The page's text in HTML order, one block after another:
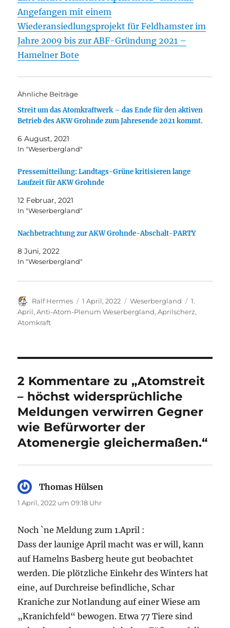
Angefangen mit einem
Wiederansiedlungsprojekt für Feldhamster im
Jahre 2009 bis zur ABF-Gründung 2021 –
Hamelner Bote
Ähnliche Beiträge
Streit um das Atomkraftwerk – das Ende für den aktiven
Betrieb des AKW Grohnde zum Jahresende 2021 kommt.
6 August, 2021
In "Weserbergland"
Pressemitteilung: Landtags-Grüne kritisieren lange
Laufzeit für AKW Grohnde
12 Februar, 2021
In "Weserbergland"
Nachbetrachtung zur AKW Grohnde-Abschalt-PARTY
8 Juni, 2022
In "Weserbergland"
Autor
Ralf Hermes
Veröffentlicht
am
1 April, 2022 Kategorien
Weserbergland
1.
April,Anti-Atom-Plenum Weserbergland,Aprilscherz,
Atomkraft
2 Kommentare zu „Atomstreit
– höchst widersprüchliche
Meldungen verwirren Gegner
wie Befürworter der
Atomenergie gleichermaßen.“
Thomas Hülsen
1 April, 2022 um 09:18 Uhr
Noch `ne Meldung zum 1.April :
Dass der launige April macht was er will, kann
auf Hamelns Basberg heute gut beobachtet
werden. Die plötzliche Einkehr des Winters hat
eine, auf Durchreise befindliche, Schar
Kraniche zur Notlandung auf einer Wiese am
„Kranichfeld“ bewogen. Etwa 77 Tiere sind